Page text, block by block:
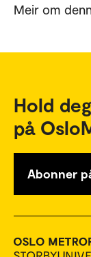
Meir om
Hold
på
Abonner